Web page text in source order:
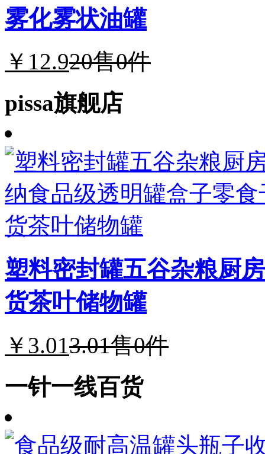
雾化雾状油罐
￥12.920售0件
pissa旗舰店
塑料密封罐五谷杂粮厨
货茶叶储物罐
￥3.013.01售0件
一针一线百货